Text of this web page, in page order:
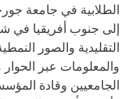
الطلابية في جامعة
إلى جنوب أفريقيا في
التقليدية والصور
والمعلومات عبر
الجامعيين وقادة